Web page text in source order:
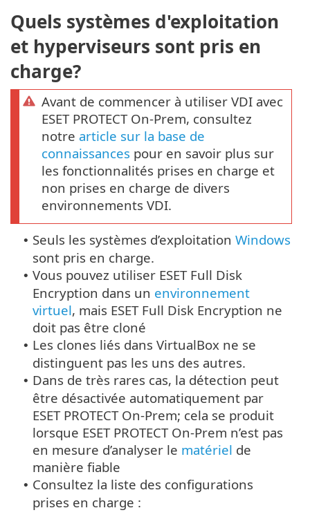
Quels systèmes d'exploitation
et hyperviseurs sont pris en
charge?
Avant de commencer à utiliser VDI avec
ESET PROTECT On-Prem, consultez
notre article sur la base de
connaissances pour en savoir plus sur
les fonctionnalités prises en charge et
non prises en charge de divers
environnements VDI.
• Seuls les systèmes d’exploitation Windows
sont pris en charge.
• Vous pouvez utiliser ESET Full Disk
Encryption dans un environnement
virtuel, mais ESET Full Disk Encryption ne
doit pas être cloné
• Les clones liés dans VirtualBox ne se
distinguent pas les uns des autres.
• Dans de très rares cas, la détection peut
être désactivée automatiquement par
ESET PROTECT On-Prem; cela se produit
lorsque ESET PROTECT On-Prem n’est pas
en mesure d’analyser le matériel de
manière fiable
• Consultez la liste des configurations
prises en charge :